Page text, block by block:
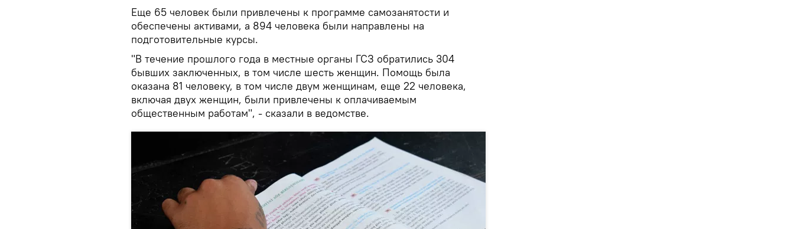
Еще 65 человек были привлечены к программе самозанятости и
обеспечены активами, а 894 человека были направлены на
подготовительные курсы.
"В течение прошлого года в местные органы ГСЗ обратились 304
бывших заключенных, в том числе шесть женщин. Помощь была
оказана 81 человеку, в том числе двум женщинам, еще 22 человека,
включая двух женщин, были привлечены к оплачиваемым
общественным работам", - сказали в ведомстве.